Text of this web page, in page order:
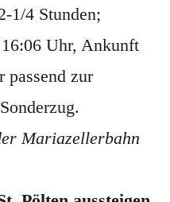
1/4 Stunden;
Uhr, Ankunft
passend zur
Mariazellerbahn